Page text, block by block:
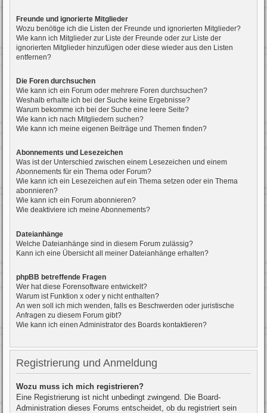
Freunde und ignorierte Mitglieder
Wozu benötige ich die Listen der Freunde und ignorierten Mitglieder?
Wie kann ich Mitglieder zur Liste der Freunde oder zur Liste der
ignorierten Mitglieder hinzufügen oder diese wieder aus den Listen
entfernen?
Die Foren durchsuchen
Wie kann ich ein Forum oder mehrere Foren durchsuchen?
Weshalb erhalte ich bei der Suche keine Ergebnisse?
Warum bekomme ich bei der Suche eine leere Seite?
Wie kann ich nach Mitgliedern suchen?
Wie kann ich meine eigenen Beiträge und Themen finden?
Abonnements und Lesezeichen
Was ist der Unterschied zwischen einem Lesezeichen und einem
Abonnements für ein Thema oder Forum?
Wie kann ich ein Lesezeichen auf ein Thema setzen oder ein Thema
abonnieren?
Wie kann ich ein Forum abonnieren?
Wie deaktiviere ich meine Abonnements?
Dateianhänge
Welche Dateianhänge sind in diesem Forum zulässig?
Kann ich eine Übersicht all meiner Dateianhänge erhalten?
phpBB betreffende Fragen
Wer hat diese Forensoftware entwickelt?
Warum ist Funktion x oder y nicht enthalten?
An wen soll ich mich wenden, falls es Beschwerden oder juristische
Anfragen zu diesem Forum gibt?
Wie kann ich einen Administrator des Boards kontaktieren?
Registrierung und Anmeldung
Wozu muss ich mich registrieren?
Eine Registrierung ist nicht unbedingt zwingend. Die Board-
Administration dieses Forums entscheidet, ob du registriert sein